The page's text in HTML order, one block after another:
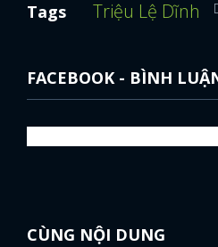
Tags Triệu Lệ Dĩnh
FACEBOOK - BÌNH
CÙNG NỘI DUNG